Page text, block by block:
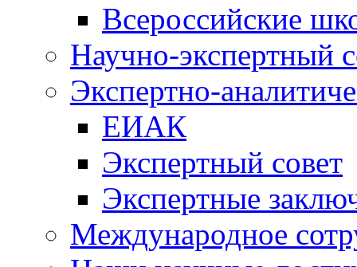
Всероссийские
Научно-экспертный
Экспертно-
ЕИАК
Экспертный совет
Экспертные
Международное